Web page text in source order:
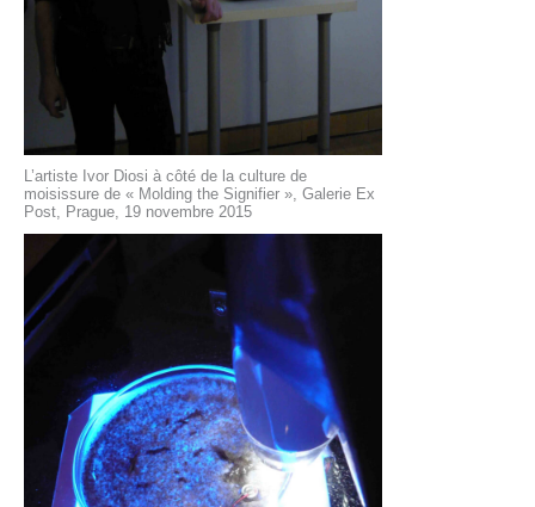
L’artiste Ivor Diosi à côté de la culture de
moisissure de « Molding the Signifier », Galerie Ex
Post, Prague, 19 novembre 2015